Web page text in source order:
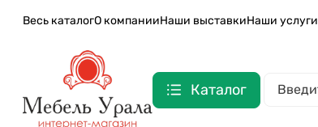
Весь каталогО компанииНаши выставкиНаши услуги
Каталог